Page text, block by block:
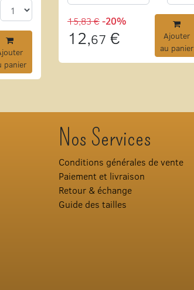
panier
15,83 €-20%
12,67 €
Ajouter
au panier
Nos Services
Conditions générales de vente
Paiement et livraison
Retour & échange
Guide des tailles